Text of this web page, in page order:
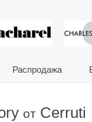
Распродажа
от Cerruti